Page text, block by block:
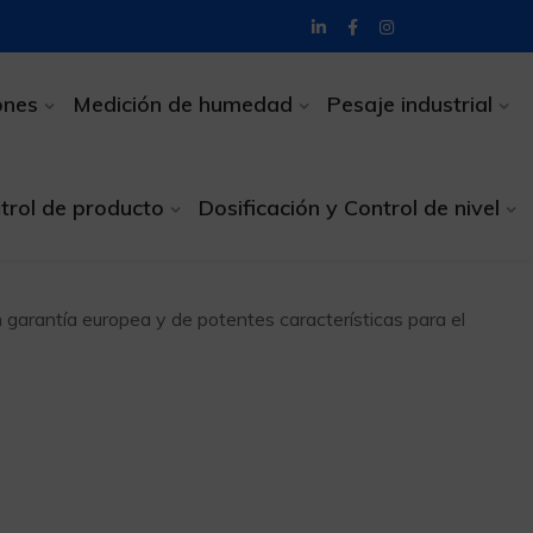
Medición de humedad Pesaje industrial
de producto Dosificación y Control de nivel
europea y de potentes características para el